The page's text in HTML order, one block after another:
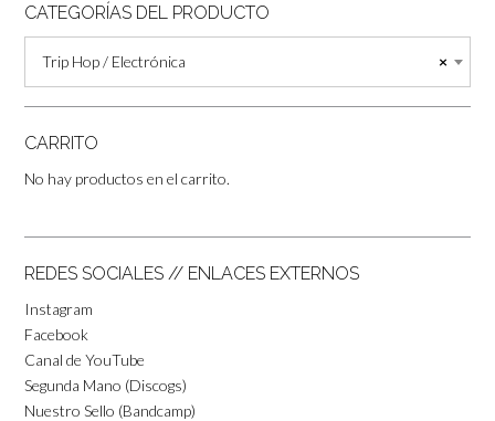
CATEGORÍAS DEL PRODUCTO
×
Trip Hop / Electrónica
CARRITO
No hay productos en el carrito.
REDES SOCIALES // ENLACES EXTERNOS
Instagram
Facebook
Canal de YouTube
Segunda Mano (Discogs)
Nuestro Sello (Bandcamp)